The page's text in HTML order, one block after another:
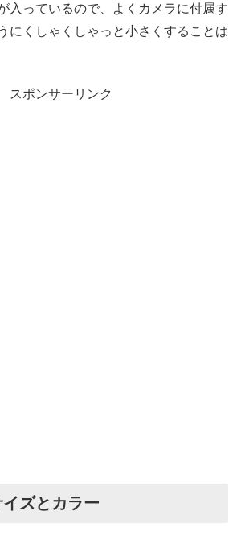
入っているので、よくカメラに付属す
にくしゃくしゃっと小さくすることは
スポンサーリンク
ズとカラー